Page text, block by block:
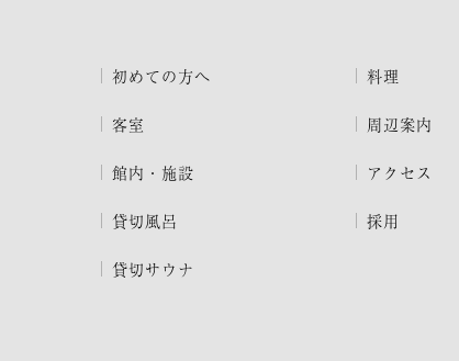
初めての方へ
客室
館内・施設
貸切風呂
貸切サウナ
料理
周辺案内
アクセス
採用